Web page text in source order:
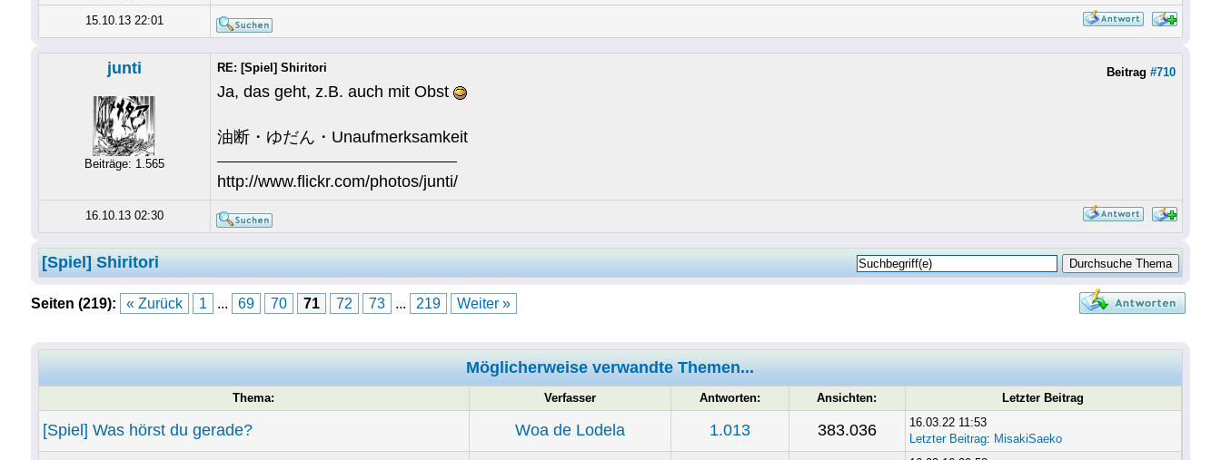
15.10.13 22:01
junti
Beiträge: 1.565
Beitrag #710
RE: [Spiel] Shiritori
Ja, das geht, z.B. auch mit Obst
油断・ゆだん・Unaufmerksamkeit
http://www.flickr.com/photos/junti/
16.10.13 02:30
[Spiel] Shiritori
Seiten (219): « Zurück 1 ... 69 70 71 72 73 ... 219 Weiter »
Möglicherweise verwandte Themen...
Thema: Verfasser Antworten: Ansichten: Letzter Beitrag
[Spiel] Was hörst du gerade? Woa de Lodela 1.013 383.036
16.03.22 11:53
Letzter Beitrag: MisakiSaeko